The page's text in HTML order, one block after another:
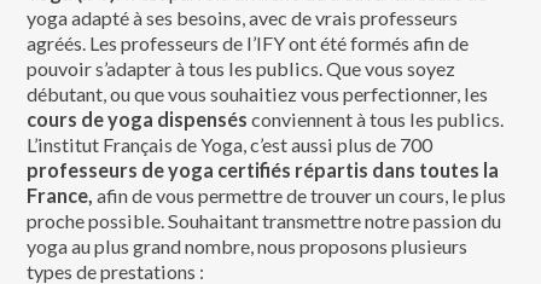
yoga adapté à ses besoins, avec de vrais professeurs
agréés. Les professeurs de l’IFY ont été formés afin de
pouvoir s’adapter à tous les publics. Que vous soyez
débutant, ou que vous souhaitiez vous perfectionner, les
cours de yoga dispensés conviennent à tous les publics.
L’institut Français de Yoga, c’est aussi plus de 700
professeurs de yoga certifiés répartis dans toutes la
France, afin de vous permettre de trouver un cours, le plus
proche possible. Souhaitant transmettre notre passion du
yoga au plus grand nombre, nous proposons plusieurs
types de prestations :